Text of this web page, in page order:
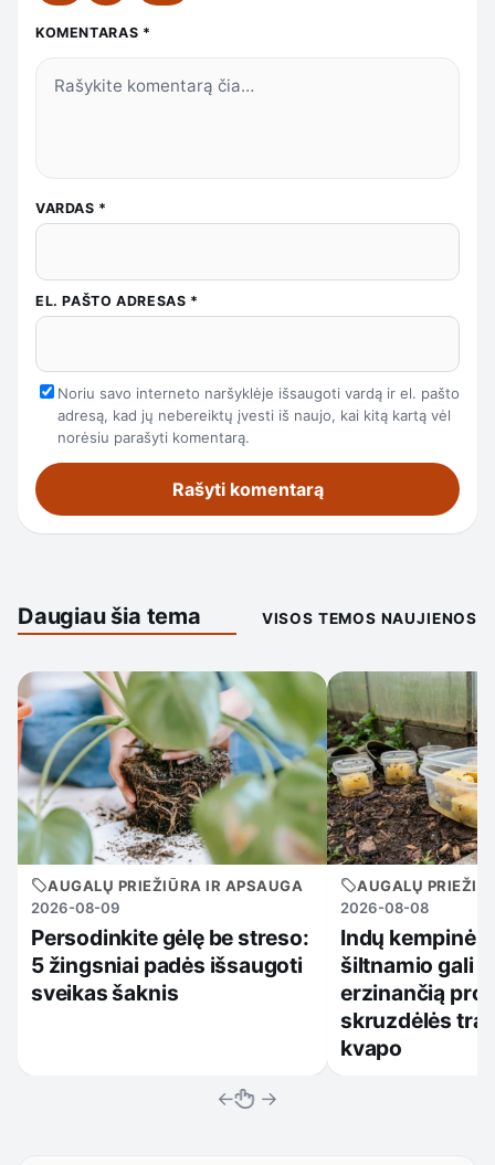
KOMENTARAS *
VARDAS *
EL. PAŠTO ADRESAS *
Noriu savo interneto naršyklėje išsaugoti vardą ir el. pašto
adresą, kad jų nebereiktų įvesti iš naujo, kai kitą kartą vėl
norėsiu parašyti komentarą.
Daugiau šia tema VISOS TEMOS NAUJIENOS
AUGALŲ PRIEŽIŪRA IR APSAUGA
2026-08-09
Persodinkite gėlę be streso:
5 žingsniai padės išsaugoti
sveikas šaknis
AUGALŲ
2026-08-08
Indų
šiltnamio gali
erzinančią
skruzdėlės
kvapo
← →